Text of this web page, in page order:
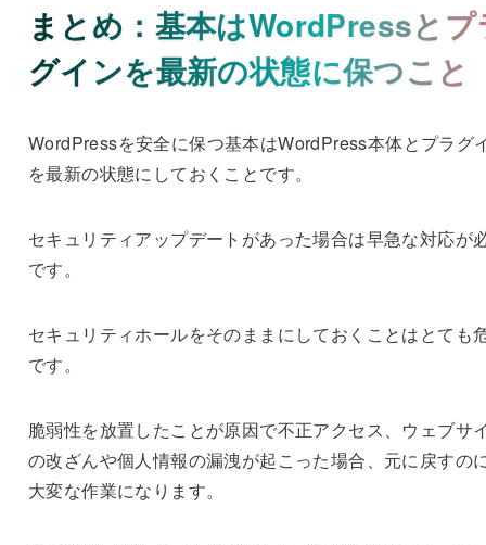
まとめ：基本はWordPressとプ
グインを最新の状態に保つこと
WordPressを安全に保つ基本はWordPress本体とプラグ
を最新の状態にしておくことです。
セキュリティアップデートがあった場合は早急な対応が
です。
セキュリティホールをそのままにしておくことはとても
です。
脆弱性を放置したことが原因で不正アクセス、ウェブサ
の改ざんや個人情報の漏洩が起こった場合、元に戻すの
大変な作業になります。